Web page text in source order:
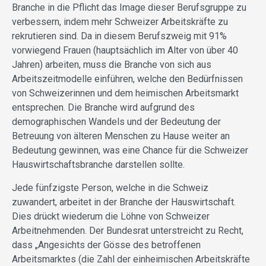
Branche in die Pflicht das Image dieser Berufsgruppe zu
verbessern, indem mehr Schweizer Arbeitskräfte zu
rekrutieren sind. Da in diesem Berufszweig mit 91%
vorwiegend Frauen (hauptsächlich im Alter von über 40
Jahren) arbeiten, muss die Branche von sich aus
Arbeitszeitmodelle einführen, welche den Bedürfnissen
von Schweizerinnen und dem heimischen Arbeitsmarkt
entsprechen. Die Branche wird aufgrund des
demographischen Wandels und der Bedeutung der
Betreuung von älteren Menschen zu Hause weiter an
Bedeutung gewinnen, was eine Chance für die Schweizer
Hauswirtschaftsbranche darstellen sollte.
Jede fünfzigste Person, welche in die Schweiz
zuwandert, arbeitet in der Branche der Hauswirtschaft.
Dies drückt wiederum die Löhne von Schweizer
Arbeitnehmenden. Der Bundesrat unterstreicht zu Recht,
dass „Angesichts der Gösse des betroffenen
Arbeitsmarktes (die Zahl der einheimischen Arbeitskräfte